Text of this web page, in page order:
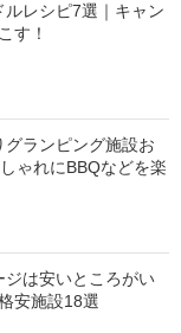
ルレシピ7選｜キャン
す！
グランピング施設お
ゃれにBBQなどを楽
ジは安いところがい
安施設18選